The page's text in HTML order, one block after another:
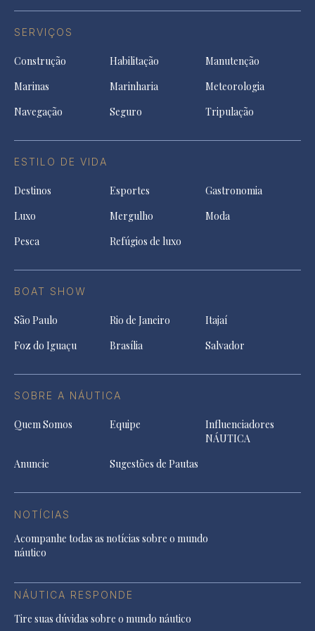
SERVIÇOS
Construção Habilitação
Manutenção
Marinas
Marinharia
Meteorologia
Navegação
Seguro Tripulação
ESTILO DE VIDA
Destinos Esportes
Gastronomia
Luxo
Mergulho
Moda
Pesca
Refúgios de luxo
BOAT SHOW
São Paulo Rio de Janeiro
Itajaí
Foz do Iguaçu
Brasília Salvador
SOBRE A NÁUTICA
Quem Somos Equipe
Influenciadores
NÁUTICA
Anuncie
Sugestões de Pautas
NOTÍCIAS
Acompanhe todas as notícias sobre o mundo
náutico
NÁUTICA RESPONDE
Tire suas dúvidas sobre o mundo náutico